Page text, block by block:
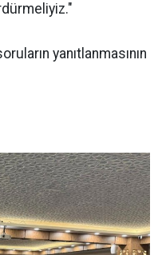
yanıtlanmasının